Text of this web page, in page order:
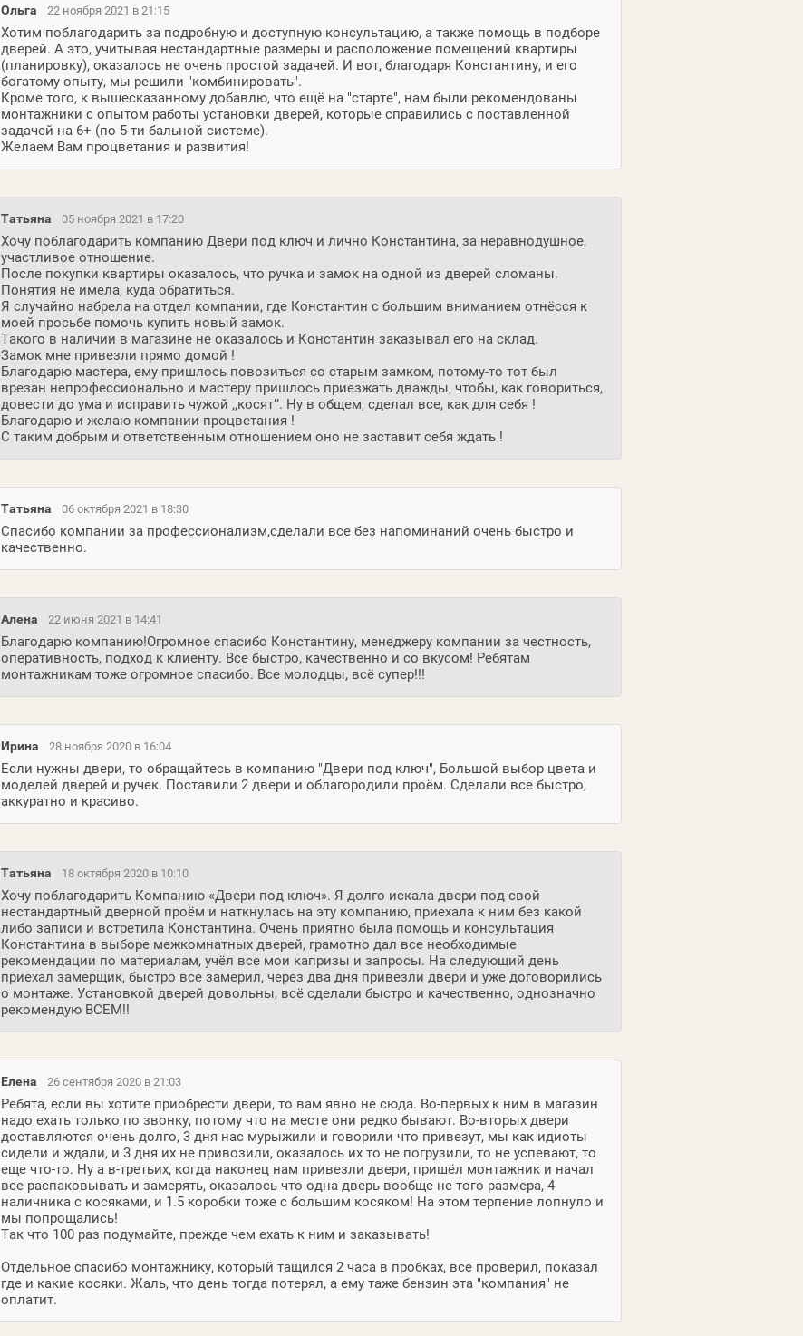
Ольга 22 ноября 2021 в 21:15
Хотим поблагодарить за подробную и доступную консультацию, а также помощь в подборе
дверей. А это, учитывая нестандартные размеры и расположение помещений квартиры
(планировку), оказалось не очень простой задачей. И вот, благодаря Константину, и его
богатому опыту, мы решили "комбинировать".
Кроме того, к вышесказанному добавлю, что ещё на "старте", нам были рекомендованы
монтажники с опытом работы установки дверей, которые справились с поставленной
задачей на 6+ (по 5-ти бальной системе).
Желаем Вам процветания и развития!
Татьяна 05 ноября 2021 в 17:20
Хочу поблагодарить компанию Двери под ключ и лично Константина, за неравнодушное,
участливое отношение.
После покупки квартиры оказалось, что ручка и замок на одной из дверей сломаны.
Понятия не имела, куда обратиться.
Я случайно набрела на отдел компании, где Константин с большим вниманием отнёсся к
моей просьбе помочь купить новый замок.
Такого в наличии в магазине не оказалось и Константин заказывал его на склад.
Замок мне привезли прямо домой !
Благодарю мастера, ему пришлось повозиться со старым замком, потому-то тот был
врезан непрофессионально и мастеру пришлось приезжать дважды, чтобы, как говориться,
довести до ума и исправить чужой ,,косят’’. Ну в общем, сделал все, как для себя !
Благодарю и желаю компании процветания !
С таким добрым и ответственным отношением оно не заставит себя ждать !
Татьяна 06 октября 2021 в 18:30
Спасибо компании за профессионализм,сделали все без напоминаний очень быстро и
качественно.
Алена 22 июня 2021 в 14:41
Благодарю компанию!Огромное спасибо Константину, менеджеру компании за честность,
оперативность, подход к клиенту. Все быстро, качественно и со вкусом! Ребятам
монтажникам тоже огромное спасибо. Все молодцы, всё супер!!!
Ирина 28 ноября 2020 в 16:04
Если нужны двери, то обращайтесь в компанию "Двери под ключ", Большой выбор цвета и
моделей дверей и ручек. Поставили 2 двери и облагородили проём. Сделали все быстро,
аккуратно и красиво.
Татьяна 18 октября 2020 в 10:10
Хочу поблагодарить Компанию «Двери под ключ». Я долго искала двери под свой
нестандартный дверной проём и наткнулась на эту компанию, приехала к ним без какой
либо записи и встретила Константина. Очень приятно была помощь и консультация
Константина в выборе межкомнатных дверей, грамотно дал все необходимые
рекомендации по материалам, учёл все мои капризы и запросы. На следующий день
приехал замерщик, быстро все замерил, через два дня привезли двери и уже договорились
о монтаже. Установкой дверей довольны, всё сделали быстро и качественно, однозначно
рекомендую ВСЕМ!!
Елена 26 сентября 2020 в 21:03
Ребята, если вы хотите приобрести двери, то вам явно не сюда. Во-первых к ним в магазин
надо ехать только по звонку, потому что на месте они редко бывают. Во-вторых двери
доставляются очень долго, 3 дня нас мурыжили и говорили что привезут, мы как идиоты
сидели и ждали, и 3 дня их не привозили, оказалось их то не погрузили, то не успевают, то
еще что-то. Ну а в-третьих, когда наконец нам привезли двери, пришёл монтажник и начал
все распаковывать и замерять, оказалось что одна дверь вообще не того размера, 4
наличника с косяками, и 1.5 коробки тоже с большим косяком! На этом терпение лопнуло и
мы попрощались!
Так что 100 раз подумайте, прежде чем ехать к ним и заказывать!
Отдельное спасибо монтажнику, который тащился 2 часа в пробках, все проверил, показал
где и какие косяки. Жаль, что день тогда потерял, а ему таже бензин эта "компания" не
оплатит.